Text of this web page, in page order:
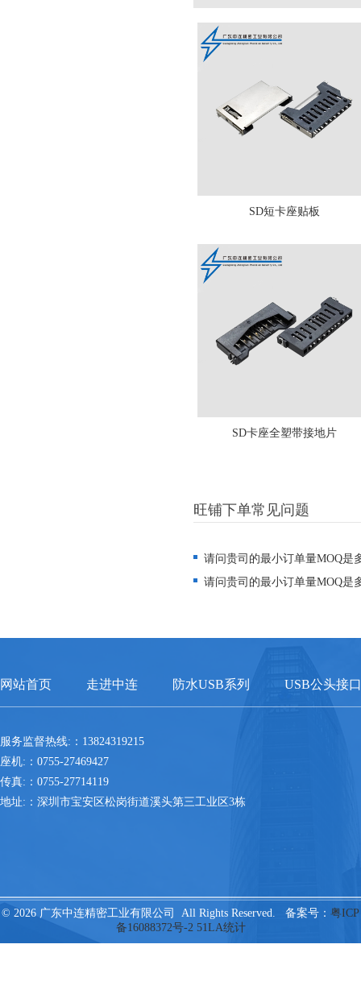
SD短卡座贴板
SD卡座全塑带接地片
旺铺下单常见问题
请问贵司的最小订单量MOQ是
请问贵司的最小订单量MOQ是
网站首页 走进中连 防水USB系列 USB公头接口
服务监督热线:：13824319215
座机:：0755-27469427
传真:：0755-27714119
地址:：深圳市宝安区松岗街道溪头第三工业区3栋
© 2026 广东中连精密工业有限公司 All Rights Reserved. 备案号： 粤ICP
备16088372号-2 51LA统计